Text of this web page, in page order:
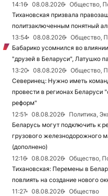
14:16
08.08.2026
Общество,
Тихановская призвала
политзаключенным понятный
13:54
08.08.2026
Общество,
Бабарико усомнился во
"друзей в Беларуси", Латушко
13:20
08.08.2026
Общество,
Северинец: Нужно иметь
провести в регионах Беларуси
реформ"
12:51
08.08.2026
Политика,
Беларусь могут подключить к
грузового железнодорожного
(дополнено)
12:16
08.08.2026
Общество,
Тихановская: Перемены в
повлиять на создание нового
11:27
08.08.2026
Общество